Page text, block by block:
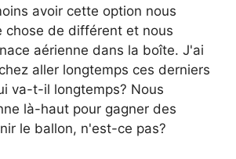
avoir cette option nous
chose de différent et nous
aérienne dans la boîte. J'ai
aller longtemps ces derniers
va-t-il longtemps? Nous
là-haut pour gagner des
le ballon, n'est-ce pas?